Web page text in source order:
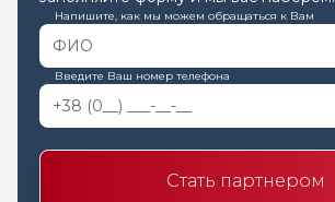
Напишите, как мы можем обращаться к Вам
Введите Ваш номер телефона
Стать партнером